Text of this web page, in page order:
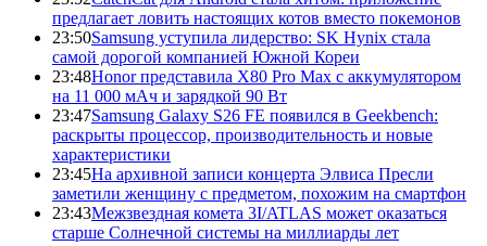
предлагает ловить настоящих котов вместо покемонов
23:50Samsung уступила лидерство: SK Hynix стала
самой дорогой компанией Южной Кореи
23:48Honor представила X80 Pro Max с аккумулятором
на 11 000 мАч и зарядкой 90 Вт
23:47Samsung Galaxy S26 FE появился в Geekbench:
раскрыты процессор, производительность и новые
характеристики
23:45На архивной записи концерта Элвиса Пресли
заметили женщину с предметом, похожим на смартфон
23:43Межзвездная комета 3I/ATLAS может оказаться
старше Солнечной системы на миллиарды лет